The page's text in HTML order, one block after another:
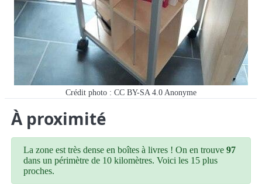
Crédit photo : CC BY-SA 4.0 Anonyme
À proximité
La zone est très dense en boîtes à livres ! On en trouve97
dans un périmètre de 10 kilomètres. Voici les 15 plus
proches.